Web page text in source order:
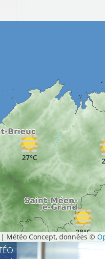
27°C
28°C
| Météo Concept, données ©